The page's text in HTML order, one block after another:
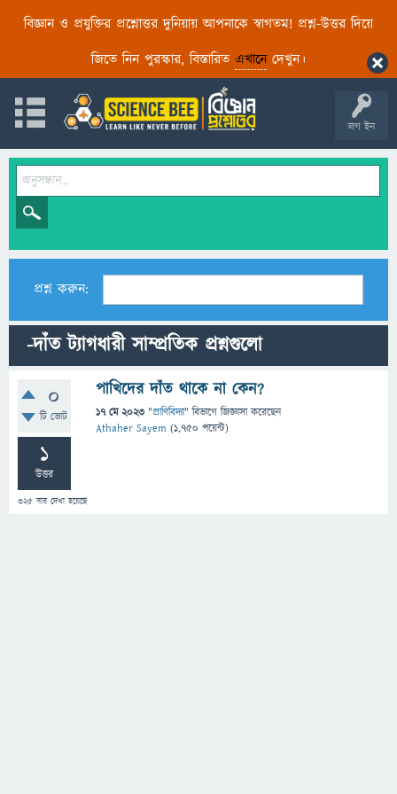
বিজ্ঞান ও প্রযুক্তির প্রশ্নোত্তর দুনিয়ায় আপনাকে স্বাগতম! প্রশ্ন-উত্তর দিয়ে
জিতে নিন পুরস্কার, বিস্তারিত এখানেদেখুন।
লগ ইন
প্রশ্ন করুন:
-দাঁত ট্যাগধারী সাম্প্রতিক প্রশ্নগুলো
0
টি ভোট
1
উত্তর
325 বার দেখা হয়েছে
পাখিদের দাঁত থাকে না কেন?
17 মে 2023 "প্রাণিবিদ্যা" বিভাগে জিজ্ঞাসাকরেছেন
Athaher Sayem (1,750 পয়েন্ট)